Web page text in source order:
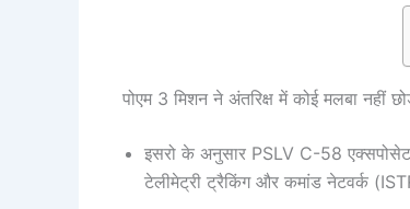
पोएम 3 मिशन ने अंतरिक्ष में कोई मलबा नहीं
इसरो के अनुसार PSLV C-58 एक्सपोसेट
टेलीमेट्री ट्रैकिंग और कमांड नेटवर्क